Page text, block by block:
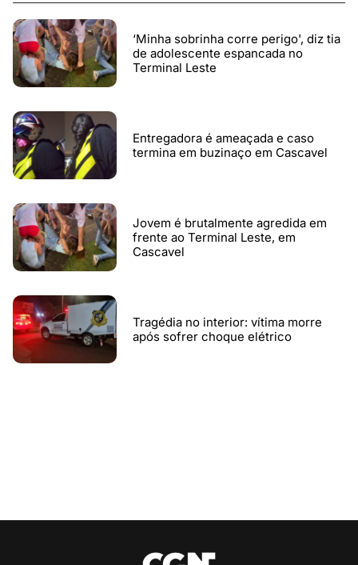
‘Minha sobrinha corre perigo', diz tia
de adolescente espancada no
Terminal Leste
Entregadora é ameaçada e caso
termina em buzinaço em Cascavel
Jovem é brutalmente agredida em
frente ao Terminal Leste, em
Cascavel
Tragédia no interior: vítima morre
após sofrer choque elétrico